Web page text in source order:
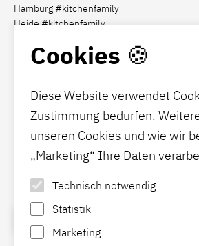
Cookies 🍪
Diese Website verwendet
Zustimmung bedürfen.
unseren Cookies und wie wir
„Marketing“ Ihre Daten
Technisch notwendig
Statistik
Marketing
Hamburg #kitchenfamily
Heide #kitchenfamily
Social Media
Förde-Polster
News
Jetzt